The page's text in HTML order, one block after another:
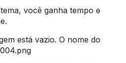
você ganha tempo e
está vazio. O nome do